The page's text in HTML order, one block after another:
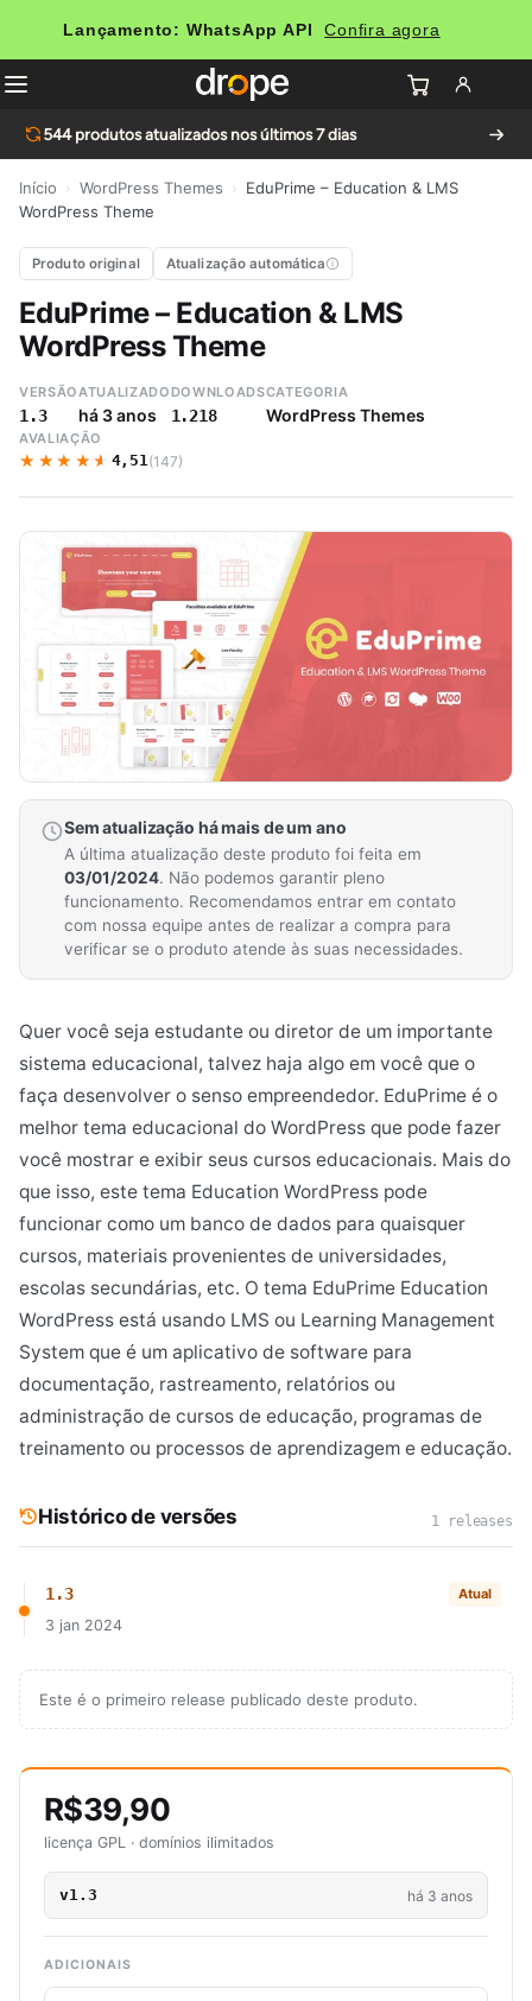
Lançamento: WhatsApp API Confira agora
544produtos atualizados nos últimos 7 dias
Início WordPress Themes
EduPrime – Education & LMS
WordPress Theme
Produto original Atualização automática
EduPrime – Education & LMS
WordPress Theme
VERSÃO
1.3
ATUALIZADO
há 3 anos
DOWNLOADS
1.218
CATEGORIA
WordPress Themes
AVALIAÇÃO
★★★★★
★★★★★ 4,51(147)
Sem atualização há mais de um ano
A última atualização deste produto foi feita em
03/01/2024. Não podemos garantir pleno
funcionamento. Recomendamos entrar em contato
com nossa equipe antes de realizar a compra para
verificar se o produto atende às suas necessidades.
Quer você seja estudante ou diretor de um importante
sistema educacional, talvez haja algo em você que o
faça desenvolver o senso empreendedor. EduPrime é o
melhor tema educacional do WordPress que pode fazer
você mostrar e exibir seus cursos educacionais. Mais do
que isso, este tema Education WordPress pode
funcionar como um banco de dados para quaisquer
cursos, materiais provenientes de universidades,
escolas secundárias, etc. O tema EduPrime Education
WordPress está usando LMS ou Learning Management
System que é um aplicativo de software para
documentação, rastreamento, relatórios ou
administração de cursos de educação, programas de
treinamento ou processos de aprendizagem e educação.
Histórico de versões 1 releases
1.3 Atual
3 jan 2024
Este é o primeiro release publicado deste produto.
R$39,90
licença GPL · domínios ilimitados
v1.3 há 3 anos
ADICIONAIS